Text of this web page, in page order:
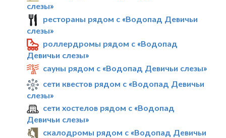
слезы»
рестораны рядом с «Водопад Девичьи
слезы»
роллердромы рядом с «Водопад
Девичьи слезы»
сауны рядом с «Водопад Девичьи слезы»
сети квестов рядом с «Водопад Девичьи
слезы»
сети хостелов рядом с «Водопад
Девичьи слезы»
скалодромы рядом с «Водопад Девичьи